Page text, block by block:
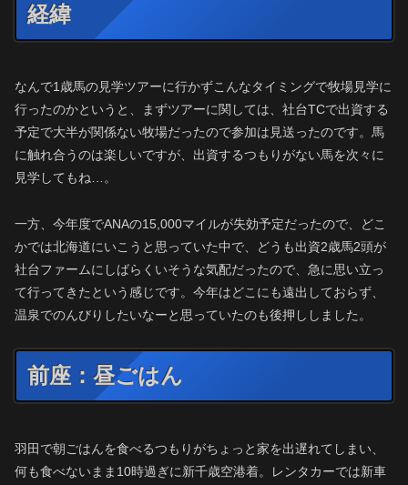
経緯
なんで1歳馬の見学ツアーに行かずこんなタイミングで牧場見学に
行ったのかというと、まずツアーに関しては、社台TCで出資する
予定で大半が関係ない牧場だったので参加は見送ったのです。馬
に触れ合うのは楽しいですが、出資するつもりがない馬を次々に
見学してもね…。
一方、今年度でANAの15,000マイルが失効予定だったので、どこ
かでは北海道にいこうと思っていた中で、どうも出資2歳馬2頭が
社台ファームにしばらくいそうな気配だったので、急に思い立っ
て行ってきたという感じです。今年はどこにも遠出しておらず、
温泉でのんびりしたいなーと思っていたのも後押ししました。
前座：昼ごはん
羽田で朝ごはんを食べるつもりがちょっと家を出遅れてしまい、
何も食べないまま10時過ぎに新千歳空港着。レンタカーでは新車